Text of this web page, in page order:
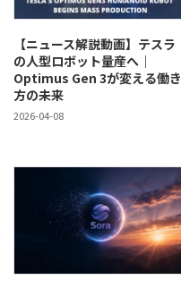
【ニュース解説動画】テスラ
の人型ロボット量産へ｜
Optimus Gen 3が変える働き
方の未来
2026-04-08